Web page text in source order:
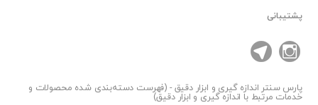
پشتیبانی
پارس سنتر اندازه گیری و ابزار دقیق - (فهرست دسته‌بندی شده محصولات و
خدمات مرتبط با اندازه گیری و ابزار دقیق)